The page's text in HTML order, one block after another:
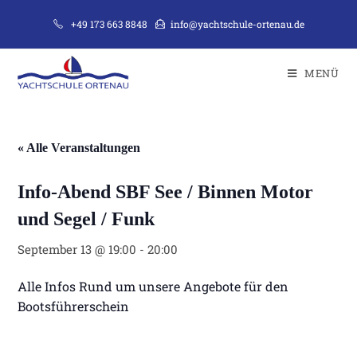
springen
+49 173 663 8848 info@yachtschule-ortenau.de
MENÜ
« Alle Veranstaltungen
Info-Abend SBF See / Binnen Motor
und Segel / Funk
September 13 @ 19:00 -20:00
Alle Infos Rund um unsere Angebote für den
Bootsführerschein